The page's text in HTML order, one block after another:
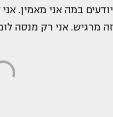
יודעים במה אני מאמין.
זה מרגיש. אני רק מנסה